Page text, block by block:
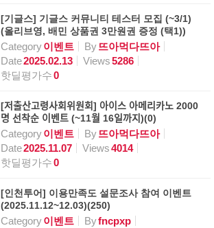
[기글스] 기글스 커뮤니티 테스터 모집 (~3/1)
(올리브영, 배민 상품권 3만원권 증정 (택1))
Category이벤트 By뜨아먹다뜨아
Date2025.02.13 Views5286
핫딜평가수0
[저출산고령사회위원회] 아이스 아메리카노 2000
명 선착순 이벤트 (~11월 16일까지)(0)
Category이벤트 By뜨아먹다뜨아
Date2025.11.07 Views4014
핫딜평가수0
[인천투어] 이용만족도 설문조사 참여 이벤트
(2025.11.12~12.03)(250)
Category이벤트 Byfncpxp